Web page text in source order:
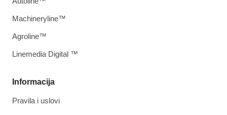
Informacija
Pravila i uslovi
Machineryline™
Agroline™
Linemedia Digital ™